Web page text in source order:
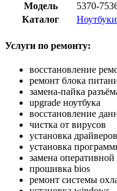
Модель
5370-
Каталог
Услуги по ремонту:
восстановление
ремонт блока
замена-пайка
upgrade ноутбука
восстановление
чистка от вирусов
установка драйверов
установка
замена оперативной
прошивка bios
ремонт системы